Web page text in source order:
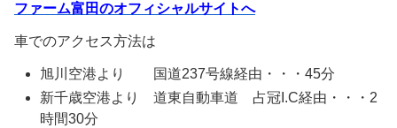
ファーム富田のオフィシャルサイトへ
車でのアクセス方法は
旭川空港より 国道237号線経由・・・45分
新千歳空港より 道東自動車道 占冠I.C経由・・・2
時間30分